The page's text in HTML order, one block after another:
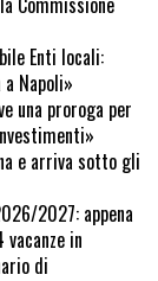
Enti locali:
Napoli»
una proroga per
e arriva sotto gli
2027: appena
in
di